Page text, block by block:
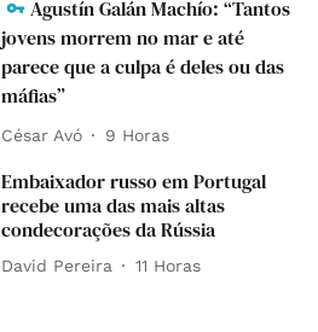
Agustín Galán Machío: “Tantos
jovens morrem no mar e até
parece que a culpa é deles ou das
máfias”
César Avó 9 Horas
Embaixador russo em Portugal
recebe uma das mais altas
condecorações da Rússia
David Pereira 11 Horas